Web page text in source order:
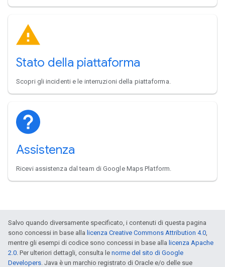
Stato della piattaforma
Scopri gli incidenti e le interruzioni della piattaforma.
Assistenza
Ricevi assistenza dal team di Google Maps Platform.
Salvo quando diversamente specificato, i contenuti di questa pagina
sono concessi in base alla licenza Creative Commons Attribution 4.0,
mentre gli esempi di codice sono concessi in base alla licenza Apache
2.0. Per ulteriori dettagli, consulta le norme del sito di Google
Developers. Java è un marchio registrato di Oracle e/o delle sue